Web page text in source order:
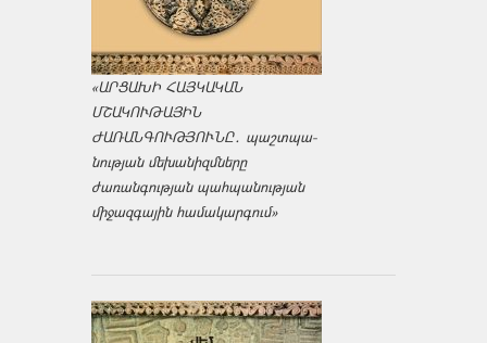
«ԱՐՑԱԽԻ ՀԱՅԿԱԿԱՆ
ՄՇԱԿՈՒԹԱՅԻՆ
ԺԱՌԱՆԳՈՒԹՅՈՒՆԸ․ պաշտպա­
նության մեխանիզմները
ժառանգության պահպանության
միջազ­գային համակարգում»